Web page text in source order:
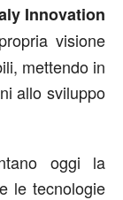
Innovation
visione
mettendo in
allo sviluppo
oggi la
le tecnologie